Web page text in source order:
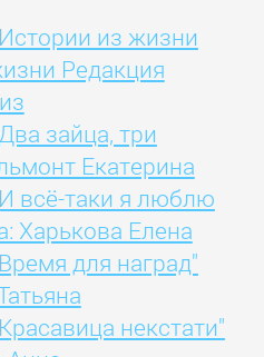
из жизни
Редакция
зайца, три
Екатерина
всё-таки я люблю
Харькова Елена
для наград"
некстати"